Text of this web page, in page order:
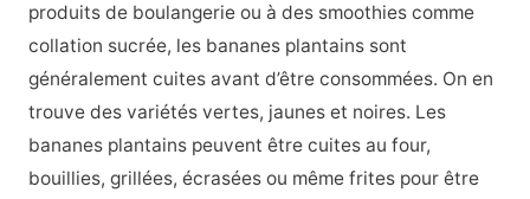
produits de boulangerie ou à des smoothies comme
collation sucrée, les bananes plantains sont
généralement cuites avant d’être consommées. On en
trouve des variétés vertes, jaunes et noires. Les
bananes plantains peuvent être cuites au four,
bouillies, grillées, écrasées ou même frites pour être